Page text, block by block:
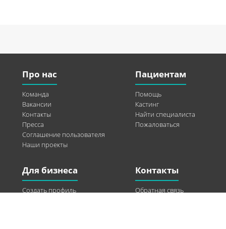
Про нас
Команда
Вакансии
Контакты
Пресса
Соглашение пользователя
Наши проекты
Пациентам
Помощь
Кастинг
Найти специалиста
Пожаловаться
Для бизнеса
Создать профиль
Контакты
Обратная связь